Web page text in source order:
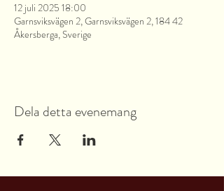
12 juli 2025 18:00
Garnsviksvägen 2, Garnsviksvägen 2, 184 42
Åkersberga, Sverige
Dela detta evenemang